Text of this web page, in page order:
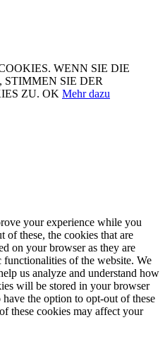
WENN SIE DIE
SIE DER
ZU. OK Mehr dazu
your experience while you
of these, the cookies that are
on your browser as they are
of the website. We
us analyze and understand how
will be stored in your browser
the option to opt-out of these
these cookies may affect your